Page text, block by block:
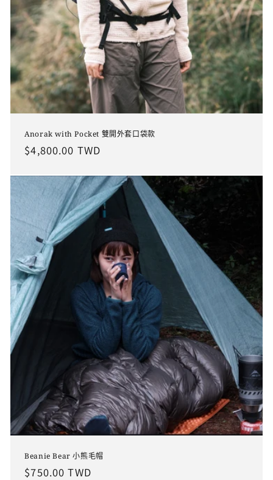
Anorak with Pocket 雙開外套口袋款
定
$4,800.00 TWD
Beanie Bear 小熊毛帽
定
$750.00 TWD